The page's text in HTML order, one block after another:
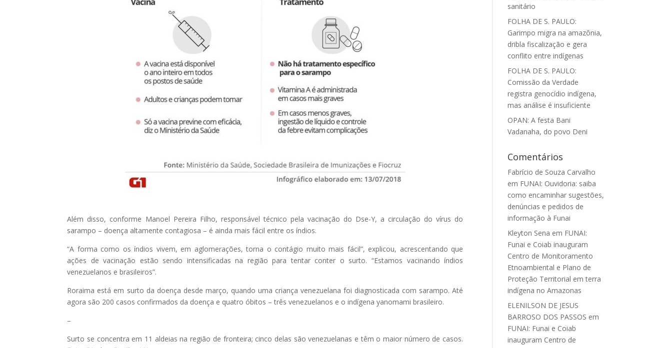
Além disso, conforme Manoel Pereira Filho, responsável técnico pela vacinação do Dse-Y, a circulação do vírus do
sarampo – doença altamente contagiosa – é ainda mais fácil entre os índios.
“A forma como os índios vivem, em aglomerações, torna o contágio muito mais fácil”, explicou, acrescentando que
ações de vacinação estão sendo intensificadas na região para tentar conter o surto. “Estamos vacinando índios
venezuelanos e brasileiros”.
Roraima está em surto da doença desde março, quando uma criança venezuelana foi diagnosticada com sarampo. Até
agora são 200 casos confirmados da doença e quatro óbitos – três venezuelanos e o indígena yanomami brasileiro.
–
Surto se concentra em 11 aldeias na região de fronteira; cinco delas são venezuelanas e têm o maior número de casos.
sanitário
FOLHA DE S. PAULO:
Garimpo migra na amazônia,
dribla fiscalização e gera
conflito entre indígenas
FOLHA DE S. PAULO:
Comissão da Verdade
registra genocídio indígena,
mas análise é insuficiente
OPAN: A festa Bani
Vadanaha, do povo Deni
Comentários
Fabrício de Souza Carvalho
em FUNAI: Ouvidoria: saiba
como encaminhar sugestões,
denúncias e pedidos de
informação à Funai
Kleyton Sena em FUNAI:
Funai e Coiab inauguram
Centro de Monitoramento
Etnoambiental e Plano de
Proteção Territorial em terra
indígena no Amazonas
ELENILSON DE JESUS
BARROSO DOS PASSOS em
FUNAI: Funai e Coiab
inauguram Centro de